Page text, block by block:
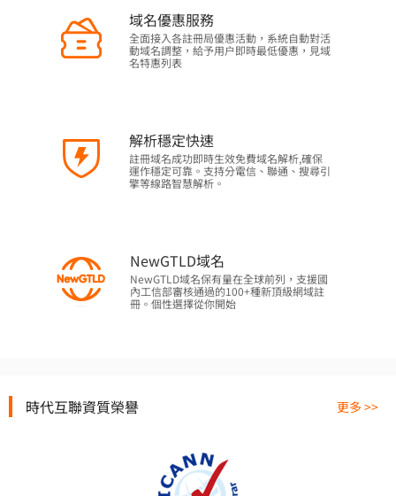
域名優惠服務
全面接入各註冊局優惠活動，系統自動對活
動域名調整，給予用户即時最低優惠，見域
名特惠列表
解析穩定快速
註冊域名成功即時生效免費域名解析,確保
運作穩定可靠。支持分電信、聯通、搜尋引
擎等線路智慧解析。
NewGTLD域名
NewGTLD域名保有量在全球前列，支援國
內工信部審核通過的100+種新頂級網域註
冊。個性選擇從你開始
時代互聯資質榮譽 更多 >>